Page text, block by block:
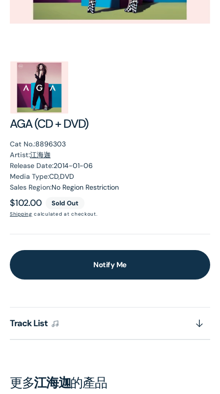
AGA (CD + DVD)
Cat No.:8896303
Artist:江海迦
Release Date:2014-01-06
Media Type:CD,DVD
Sales Region:No Region Restriction
Regular
price
$102.00 Sold Out
Shipping calculated at checkout.
Notify Me
Track List
更多江海迦的產品